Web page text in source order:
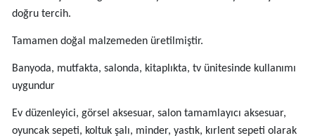
doğru tercih.
Tamamen doğal malzemeden üretilmiştir.
Banyoda, mutfakta, salonda, kitaplıkta, tv ünitesinde kullanımı
uygundur
Ev düzenleyici, görsel aksesuar, salon tamamlayıcı aksesuar,
oyuncak sepeti, koltuk şalı, minder, yastık, kırlent sepeti olarak